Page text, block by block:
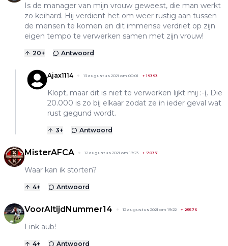
Is de manager van mijn vrouw geweest, die man werkt
zo keihard. Hij verdient het om weer rustig aan tussen
de mensen te komen en dit immense verdriet op zijn
eigen tempo te verwerken samen met zijn vrouw!
20+ Antwoord
Ajax1114 13 augustus 2021 om 00:01 +19393
Klopt, maar dit is niet te verwerken lijkt mij :-(. Die
20.000 is zo bij elkaar zodat ze in ieder geval wat
rust gegund wordt.
3+ Antwoord
MisterAFCA 12 augustus 2021 om 19:23 + 7037
Waar kan ik storten?
4+ Antwoord
VoorAltijdNummer14 12 augustus 2021 om 19:22 + 25576
Link aub!
4+ Antwoord